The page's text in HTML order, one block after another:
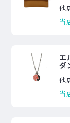
他
当
ダ
他
当